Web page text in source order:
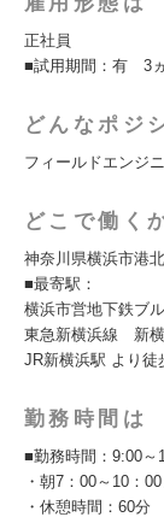
正社員
■試用期間：有 3ヵ
どんなポジ
フィールドエンジ
どこで働く
神奈川県横浜市港
■最寄駅：
横浜市営地下鉄ブ
東急新横浜線 新
JR新横浜駅 より徒
勤務時間は
■勤務時間：9:00
・朝7：00～10：
・休憩時間：60分